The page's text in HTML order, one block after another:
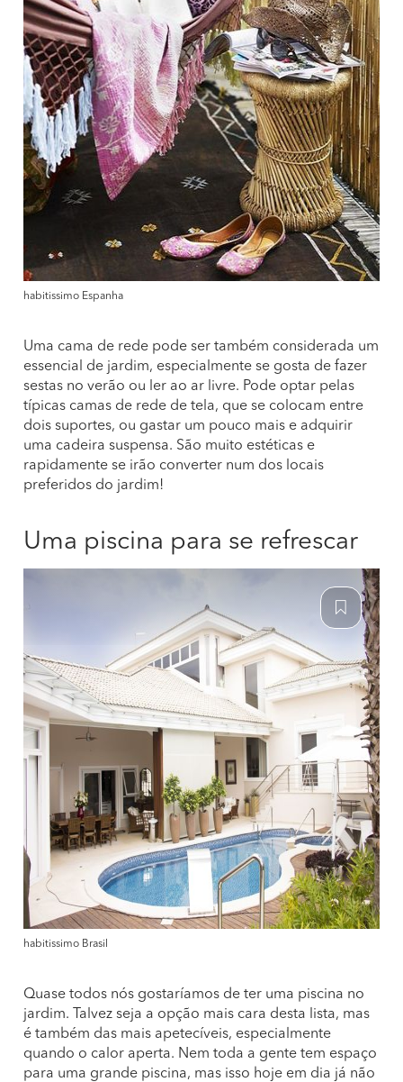
habitissimo Espanha
Uma cama de rede pode ser também considerada um
essencial de jardim, especialmente se gosta de fazer
sestas no verão ou ler ao ar livre. Pode optar pelas
típicas camas de rede de tela, que se colocam entre
dois suportes, ou gastar um pouco mais e adquirir
uma cadeira suspensa. São muito estéticas e
rapidamente se irão converter num dos locais
preferidos do jardim!
Uma piscina para se refrescar
habitissimo Brasil
Quase todos nós gostaríamos de ter uma piscina no
jardim. Talvez seja a opção mais cara desta lista, mas
é também das mais apetecíveis, especialmente
quando o calor aperta. Nem toda a gente tem espaço
para uma grande piscina, mas isso hoje em dia já não